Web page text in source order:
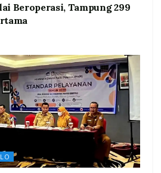
Beroperasi, Tampung 299